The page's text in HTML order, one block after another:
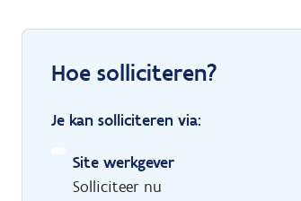
Hoe solliciteren?
Je kan solliciteren via:
Site werkgever
Solliciteer nu